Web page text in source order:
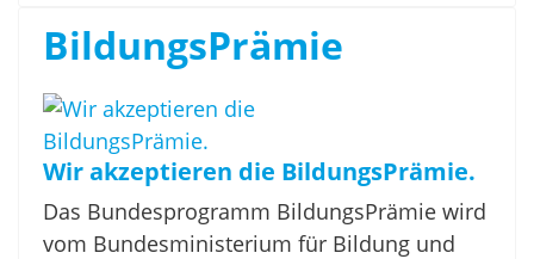
BildungsPrämie
Wir akzeptieren die BildungsPrämie.
Das Bundesprogramm BildungsPrämie wird
vom Bundesministerium für Bildung und